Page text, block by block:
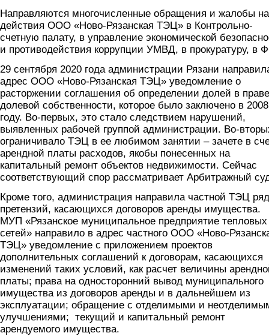
Направляются многочисленные обращения и жалобы на
действия ООО «Ново-Рязанская ТЭЦ» в Контрольно-
счетную палату, в управление экономической
и противодействия коррупции УМВД, в прокуратуру, в
29 сентября 2020 года администрации Рязани
адрес ООО «Ново-Рязанская ТЭЦ» уведомление о
расторжении соглашения об определении долей в праве
долевой собственности, которое было заключено в 2008
году. Во-первых, это стало следствием нарушений,
выявленных рабочей группой администрации. Во-
ограничивало ТЭЦ в ее любимом занятии – зачете в
арендной платы расходов, якобы понесенных на
капитальный ремонт объектов недвижимости. Сейчас
соответствующий спор рассматривает Арбитражный
Кроме того, администрация направила частной ТЭЦ ряд
претензий, касающихся договоров аренды имущества.
МУП «Рязанское муниципальное предприятие тепловых
сетей» направило в адрес частного ООО «Ново-
ТЭЦ» уведомление с приложением проектов
дополнительных соглашений к договорам, касающихся
изменений таких условий, как расчет величины
платы; права на односторонний вывод муниципального
имущества из договоров аренды и в дальнейшем из
эксплуатации; обращение с отделимыми и
улучшениями; текущий и капитальный ремонт
арендуемого имущества.